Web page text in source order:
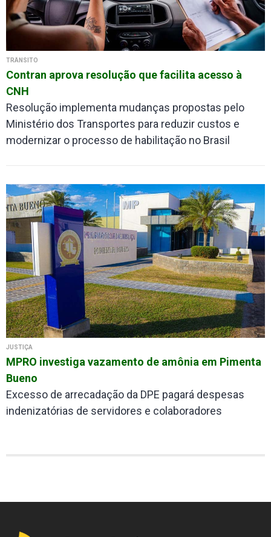
TRÂNSITO
Contran aprova resolução que facilita acesso à
CNH
Resolução implementa mudanças propostas pelo
Ministério dos Transportes para reduzir custos e
modernizar o processo de habilitação no Brasil
JUSTIÇA
MPRO investiga vazamento de amônia em Pimenta
Bueno
Excesso de arrecadação da DPE pagará despesas
indenizatórias de servidores e colaboradores